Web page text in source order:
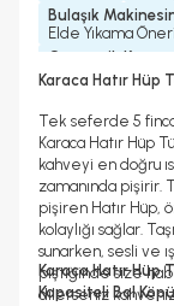
Bulaşık
Elde Yıkama
Otomatik
Var
2 Yıl
Karıştırıcı
Karıştırıcı Yok
Kablo Uzunluğu
0, 83 M
Cezve Malzemesi
Plastik
Karaca Hatır Hüp
Tek seferde 5
Karaca Hatır Hüp
kahveyi en doğru
zamanında
pişiren Hatır Hüp,
kolaylığı sağlar.
sunarken, sesli ve
piştiğinde size
dilerseniz
Karaca Hatır Hüp
Kapasiteli Bol